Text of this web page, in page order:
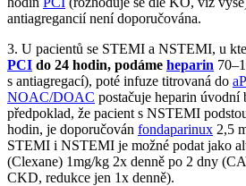
antiagregancií není doporučována.
3. U pacientů se STEMI a NSTEMI, u
PCI do 24 hodin, podáme heparin
s antiagregací), poté infuze titrovaná do
NOAC/DOAC postačuje heparin
předpoklad, že pacient s NSTEMI
hodin, je doporučován fondaparinux 2,5
STEMI i NSTEMI je možné podat jako
(Clexane) 1mg/kg 2x denně po 2 dny
CKD, redukce jen 1x denně).